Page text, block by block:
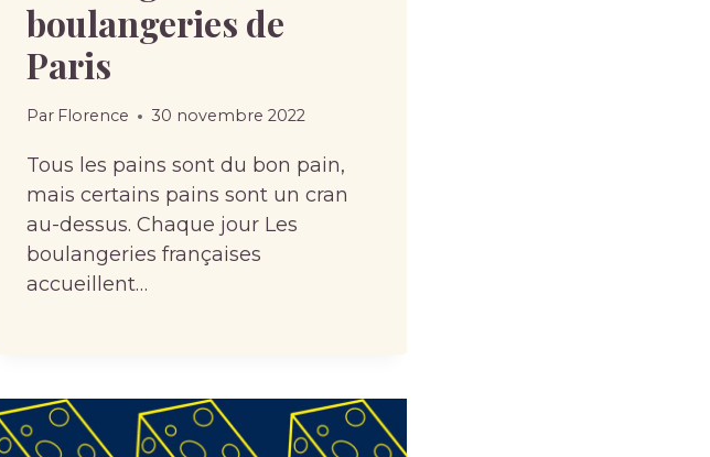
boulangeries de
Paris
Par Florence 30 novembre 2022
Tous les pains sont du bon pain,
mais certains pains sont un cran
au-dessus. Chaque jour Les
boulangeries françaises
accueillent…